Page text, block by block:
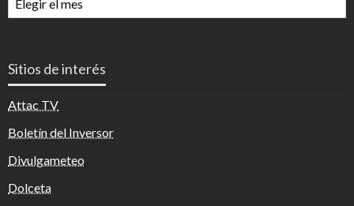
mensuales
Sitios de interés
Attac TV
Boletín del Inversor
Divulgameteo
Dolceta